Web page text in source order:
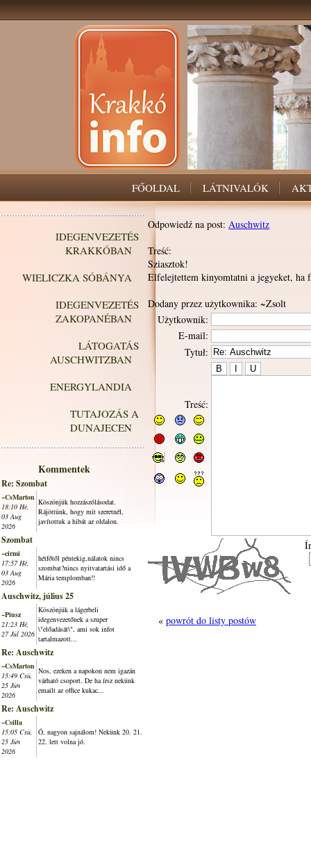
FŐOLDAL LÁTNIVALÓK
IDEGENVEZETÉS
KRAKKÓBAN
WIELICZKA SÓBÁNYA
IDEGENVEZETÉS
ZAKOPANÉBAN
LÁTOGATÁS
AUSCHWITZBAN
ENERGYLANDIA
TUTAJOZÁS A
DUNAJECEN
Kommentek
Re: Szombat
~CsMarton
18:10 Hé,
03 Aug
2026
Köszönjük hozzászólásodat.
Rájöttünk, hogy mit szeretnél,
javítottuk a hibát az oldalon.
Szombat
~cirmi
17:57 Hé,
03 Aug
2026
hétfőtől péntekig,nálatok nincs
szombat?nincs nyitvatartási idő a
Mária templomban!!
Auschwitz, július 25
~Piusz
21:23 Hé,
27 Júl 2026
Köszönjük a lágerbeli
idegenvezetőnek a szuper
\"előadását\", ami sok infot
tartalmazott...
Re: Auschwitz
~CsMarton
15:49 Csü,
25 Jún
2026
Nos, ezeken a napokon nem igazán
várható csoport. De ha írsz nekünk
emailt az office kukac...
Re: Auschwitz
~Csilla
15:05 Csü,
25 Jún
2026
Ó, nagyon sajnálom! Nekünk 20. 21.
22. lett volna jó.
Odpowiedź na post: Auschwitz
Treść:
Sziasztok!
Elfelejtettem kinyomtatni a jegyeket, ha
Dodany przez użytkownika: ~Zsolt
Użytkownik:
E-mail:
Tytuł:
Treść:
« powrót do listy postów